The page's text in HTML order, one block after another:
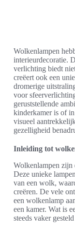
Wolkenlampen
interieurdecoratie.
verlichting biedt
creëert ook een
dromerige
voor
geruststellende
kinderkamer is of
visueel
gezelligheid
Inleiding tot
Wolkenlampen zijn
Deze unieke
van een wolk,
creëren. De vele
een wolkenlamp
een kamer. Wat is
steeds vaker